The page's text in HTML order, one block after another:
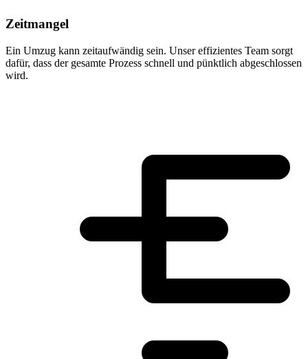
Zeitmangel
Ein Umzug kann zeitaufwändig sein. Unser effizientes Team sorgt
dafür, dass der gesamte Prozess schnell und pünktlich abgeschlossen
wird.